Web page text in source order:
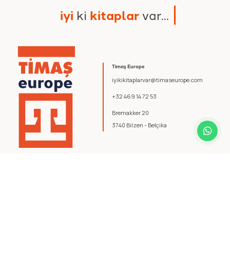
Timaş Europe
iyikikitaplarvar@timaseurope.com
+32 469 14 72 53
Bremakker 20
3740 Bilzen - Belçika
iyi ki kitaplarvar...